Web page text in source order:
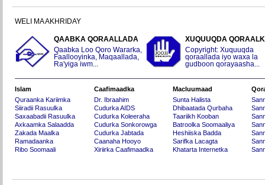
WELI MA AKHRIDAY
QAABKA QORAALLADA
Qaabka Loo Qoro Wararka,
Faallooyinka, Maqaallada,
Ra'yiga iwm...
XUQUUQDA
Copyright: Xuquuqda
qoraallada iyo waxa la
gudboon qorayaasha...
Islam
Quraanka Kariimka
Siiradii Rasuulka
Saxaabadii Rasuulka
Axkaamka Salaadda
Zakada Maalka
Ramadaanka
Ribo Soomaali
Caafimaadka
Dr. Ibraahim
Cudurka AIDS
Cudurka Koleeraha
Cudurka Sonkorowga
Cudurka Jabtada
Caanaha Hooyo
Xiriirka Caafimaadka
Macluumaad
Sunta Halista
Dhibaatada Qurbaha
Taariikh Kooban
Batroolka Soomaaliya
Heshiiska Badda
Sarifka Lacagta
Khatarta Internetka